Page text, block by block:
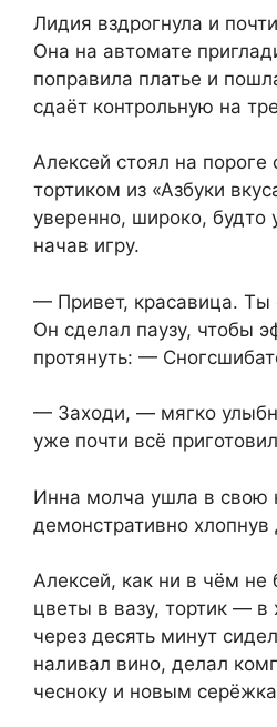
Лидия вздрогнула и
Она на автомате
поправила платье и
сдаёт контрольную на
Алексей стоял на
тортиком из «Азбуки
уверенно, широко, будто
начав игру.
— Привет, красавица.
Он сделал паузу, чтобы
протянуть: —
— Заходи, — мягко
уже почти всё
Инна молча ушла в свою
демонстративно
Алексей, как ни в чём не
цветы в вазу, тортик — в
через десять минут
наливал вино, делал
чесноку и новым